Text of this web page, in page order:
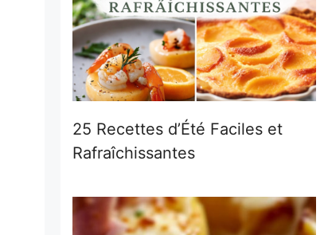
25 Recettes d’Été Faciles et
Rafraîchissantes